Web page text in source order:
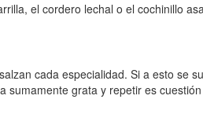
el cordero lechal o el cochinillo
cada especialidad. Si a esto se
grata y repetir es